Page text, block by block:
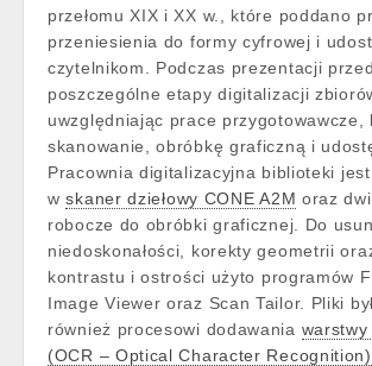
przełomu XIX i XX w., które poddano
przeniesienia do formy cyfrowej i
czytelnikom. Podczas prezentacji
poszczególne etapy digitalizacji
uwzględniając prace przygotowawcze,
skanowanie, obróbkę graficzną i
Pracownia digitalizacyjna biblioteki
wskaner dziełowy CONE A2M oraz
robocze do obróbki graficznej. Do
niedoskonałości, korekty geometrii
kontrastu i ostrości użyto programów
Image Viewer oraz Scan Tailor. Pliki
również procesowi dodawania
(OCR – Optical Character Recognition)